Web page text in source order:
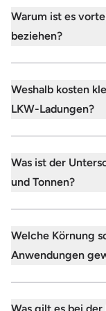
Warum ist es
beziehen?
Weshalb kosten
LKW-Ladungen?
Was ist der
und Tonnen?
Welche Körnung
Anwendungen
Was gilt es bei